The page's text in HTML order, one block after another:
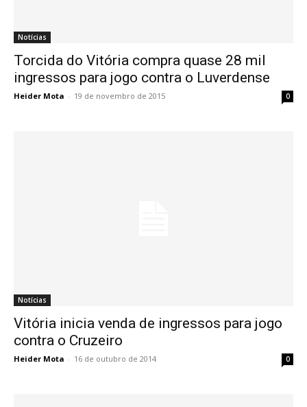
Notícias
Torcida do Vitória compra quase 28 mil
ingressos para jogo contra o Luverdense
Heider Mota - 19 de novembro de 2015 0
Notícias
Vitória inicia venda de ingressos para jogo
contra o Cruzeiro
Heider Mota - 16 de outubro de 2014 0